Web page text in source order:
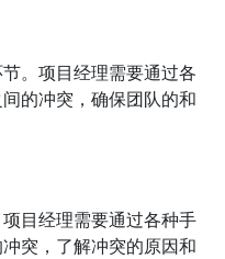
。项目经理需要通过各
的冲突，确保团队的和
目经理需要通过各种手
突，了解冲突的原因和